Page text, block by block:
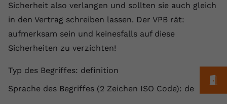
Sicherheit also verlangen und sollten sie auch gleich
in den Vertrag schreiben lassen. Der VPB rät:
aufmerksam sein und keinesfalls auf diese
Sicherheiten zu verzichten!
Typ des Begriffes: definition
Sprache des Begriffes (2 Zeichen ISO Code): de
Name fe_typo_user
Anbieter VPB.de
Zweck
Speicherung von
2 Jahre
Vimeo installiert dieses Cookie, um
Tracking-Informationen zu sammeln,
Einbetten von Videos auf der Website